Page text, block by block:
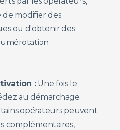
de modifier des
ou d'obtenir des
:Une fois le
au démarchage
opérateurs peuvent
complémentaires,